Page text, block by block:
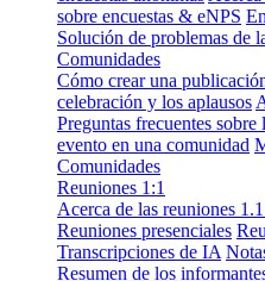
sobre encuestas & eNPS
Solución de problemas de
Comunidades
Cómo crear una
celebración y los aplausos
Preguntas frecuentes sobre
evento en una comunidad
Comunidades
Reuniones 1:1
Acerca de las reuniones
Reuniones presenciales
Transcripciones de IA
Resumen de los